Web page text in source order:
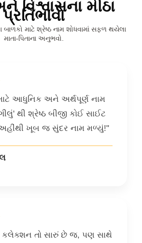
વિશ્વાસના મીઠા
પ્રતિભાવો
માટે શ્રેષ્ઠ નામ શોધવામાં સફળ થયેલા
માતા-પિતાના અનુભવો.
માટે આધુનિક અને અર્થપૂર્ણ નામ
થી શ્રેષ્ઠ બીજી કોઈ સાઈટ
ખૂબ જ સુંદર નામ મળ્યું!"
કલેક્શન તો સારું છે જ, પણ સાથે